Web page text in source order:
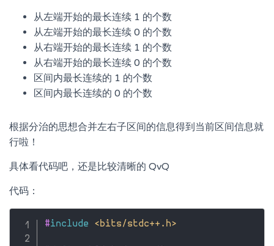
从左端开始的最长连续 1 的个数
从左端开始的最长连续 0 的个数
从右端开始的最长连续 1 的个数
从右端开始的最长连续 0 的个数
区间内最长连续的 1 的个数
区间内最长连续的 0 的个数
根据分治的思想合并左右子区间的信息得到当前区间信息就
行啦！
具体看代码吧，还是比较清晰的 QvQ
代码：
#include <bits/stdc++.h>